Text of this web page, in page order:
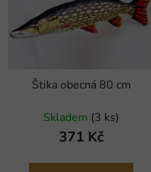
Štika obecná 80 cm
Skladem (3 ks)
371 Kč